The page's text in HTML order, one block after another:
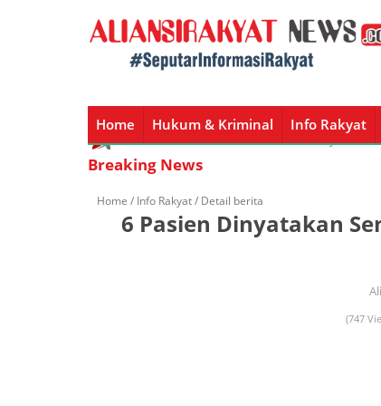
Home Hukum & Kriminal Info Rakyat
Home Hukum & Kriminal Info Rakyat
Breaking News
Home / Info Rakyat/ Detail berita
6 Pasien Dinyatakan
(747